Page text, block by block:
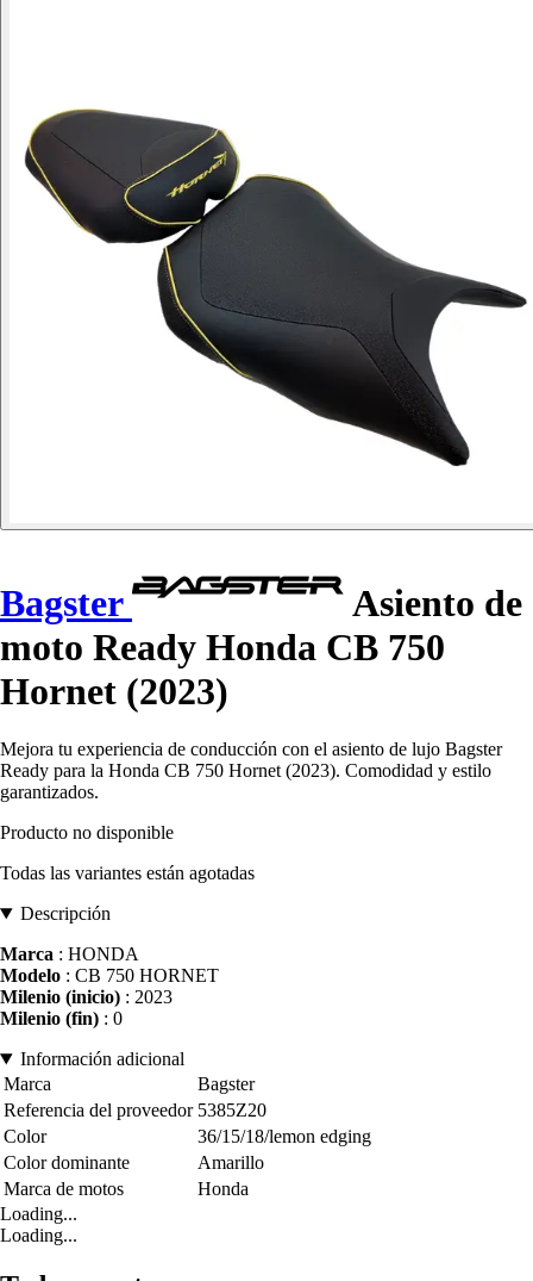
Bagster
Asiento de
moto Ready Honda CB 750
Hornet (2023)
Mejora tu experiencia de conducción con el asiento de lujo Bagster
Ready para la Honda CB 750 Hornet (2023). Comodidad y estilo
garantizados.
Producto no disponible
Todas las variantes están agotadas
Descripción
Marca : HONDA
Modelo : CB 750 HORNET
Milenio (inicio) : 2023
Milenio (fin) : 0
Información adicional
Marca
Bagster
Referencia del proveedor 5385Z20
Color
36/15/18/lemon edging
Color dominante
Amarillo
Marca de motos
Honda
Loading...
Loading...